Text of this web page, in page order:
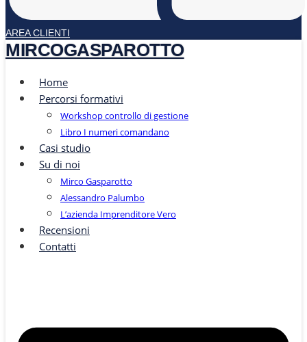
AREA CLIENTI
MIRCOGASPAROTTO
Home
Percorsi formativi
Workshop controllo di gestione
Libro I numeri comandano
Casi studio
Su di noi
Mirco Gasparotto
Alessandro Palumbo
L’azienda Imprenditore Vero
Recensioni
Contatti